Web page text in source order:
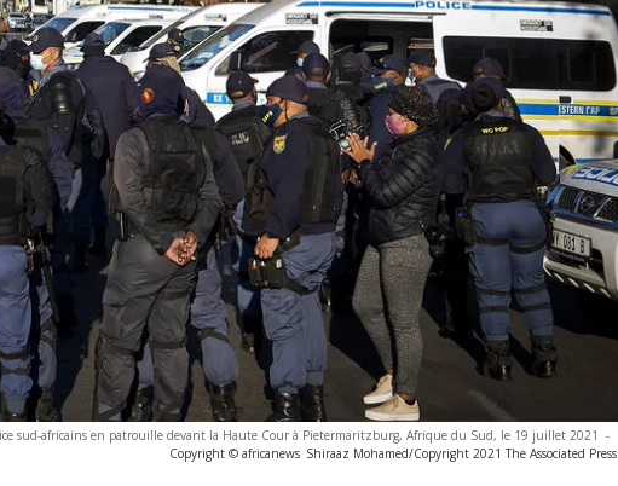
sud-africains en patrouille devant la Haute Cour à Pietermaritzburg, Afrique du Sud, le 19 juillet 2021 -
Copyright © africanews Shiraaz Mohamed/Copyright 2021 The Associated Press